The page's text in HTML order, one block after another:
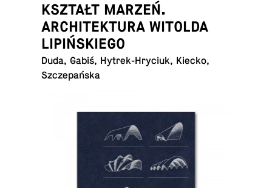
KSZTAŁT MARZEŃ.
ARCHITEKTURA WITOLDA
LIPIŃSKIEGO
Duda, Gabiś, Hytrek-Hryciuk, Kiecko,
Szczepańska